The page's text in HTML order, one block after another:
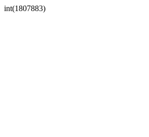
int(1807883)